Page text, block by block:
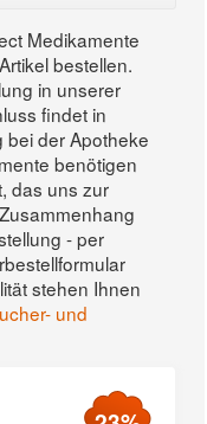
Medikamente
bestellen.
in unserer
findet in
bei der Apotheke
benötigen
das uns zur
- per
stehen Ihnen
und